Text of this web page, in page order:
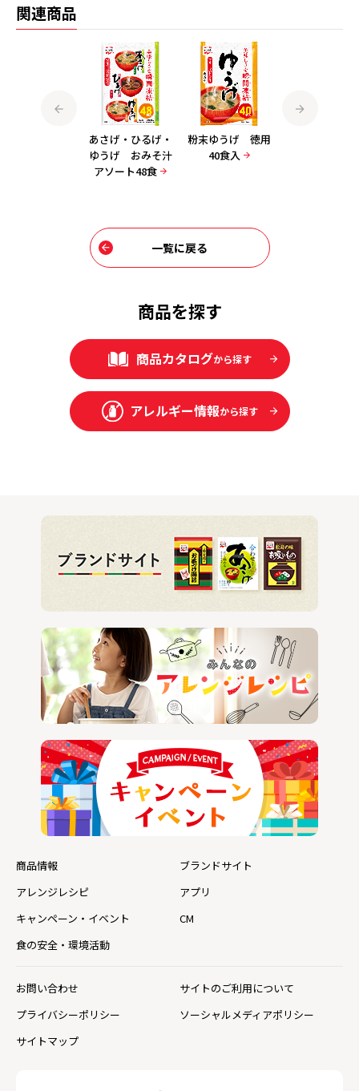
関連商品
あさげ・ひるげ・
ゆうげ おみそ汁
アソート48食
粉末ゆうげ 徳用
40食入
一覧に戻る
商品を探す
商品カタログから探す
アレルギー情報から探す
商品情報
ブランドサイト
アレンジレシピ
アプリ
キャンペーン・イベント
CM
食の安全・環境活動
お問い合わせ
サイトのご利用について
プライバシーポリシー
ソーシャルメディアポリシー
サイトマップ